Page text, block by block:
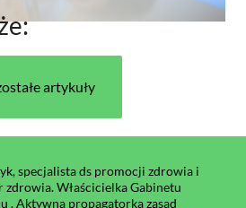
artykuły
specjalista ds promocji zdrowia i
Właścicielka Gabinetu
. Aktywna propagatorka zasad